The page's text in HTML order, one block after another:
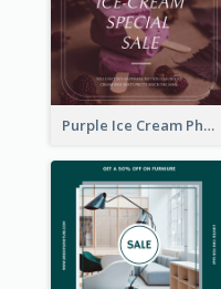
Purple Ice Cream Photo Dessert Sale Instagram Post